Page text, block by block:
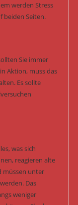
werden Stress
beiden Seiten.
Sie immer
Aktion, muss das
Es sollte
was sich
reagieren alte
müssen unter
Das
weniger